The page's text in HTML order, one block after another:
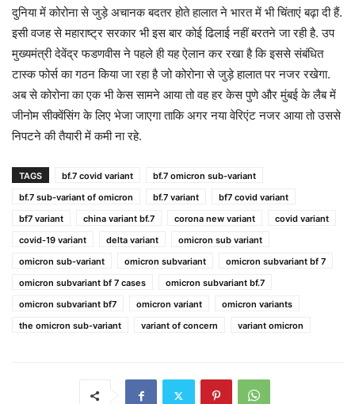
दुनिया में कोरोना से जुड़े अचानक बदतर होते हालात ने भारत में भी चिंताएं बढ़ा दी हैं.
इसी वजह से महाराष्ट्र सरकार भी इस बार कोई ढिलाई नहीं बरतने जा रही है. उप
मुख्यमंत्री देवेंद्र फडणवीस ने पहले ही यह ऐलान कर रखा है कि इससे संबंधित
टास्क फोर्स का गठन किया जा रहा है जो कोरोना से जुड़े हालात पर नजर रखेगा.
अब से कोरोना का एक भी केस सामने आया तो वह हर केस पुणे और मुंबई के लैब में
जीनोम सीक्वेंसिंग के लिए भेजा जाएगा ताकि अगर नया वेरिएंट नजर आया तो उससे
निपटने की तैयारी में कमी ना रहे.
TAGS bf.7 covid variant
bf.7 omicron sub-variant
bf.7 sub-variant of omicron
bf.7 variant
bf7 covid variant
bf7 variant
china variant bf.7 corona new variant
covid variant
covid-19 variant
delta variant
omicron sub variant
omicron sub-variant
omicron subvariant
omicron subvariant bf 7
omicron subvariant bf 7 cases
omicron subvariant bf.7
omicron subvariant bf7
omicron variant
omicron variants
the omicron sub-variant
variant of concern variant omicron